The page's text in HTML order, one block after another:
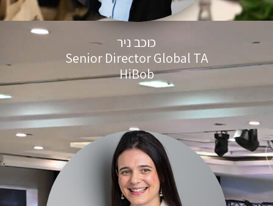
כוכב ניר
Senior Director Global TA
HiBob